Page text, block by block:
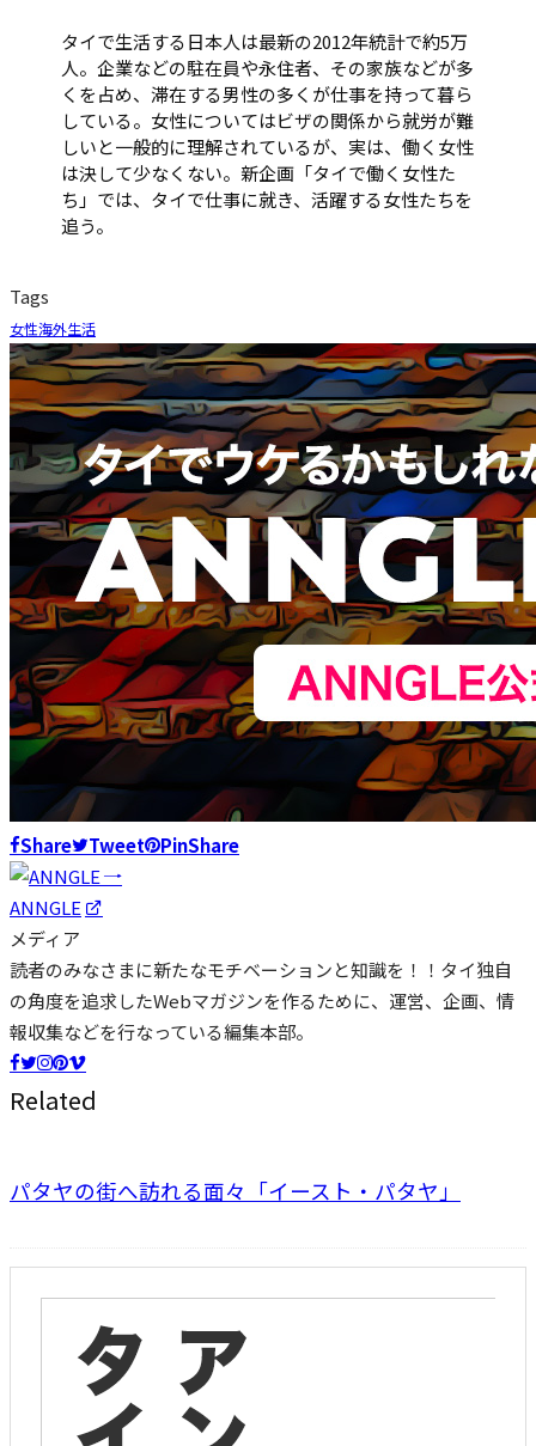
タイで生活する日本人は最新の2012年統計で約5万
人。企業などの駐在員や永住者、その家族などが多
くを占め、滞在する男性の多くが仕事を持って暮ら
している。女性についてはビザの関係から就労が難
しいと一般的に理解されているが、実は、働く女性
は決して少なくない。新企画「タイで働く女性た
ち」では、タイで仕事に就き、活躍する女性たちを
追う。
Tags
女性海外生活
Share Tweet PinShare
ANNGLE
メディア
読者のみなさまに新たなモチベーションと知識を！！タイ独自
の角度を追求したWebマガジンを作るために、運営、企画、情
報収集などを行なっている編集本部。
Related
パタヤの街へ訪れる面々「イースト・パタヤ」